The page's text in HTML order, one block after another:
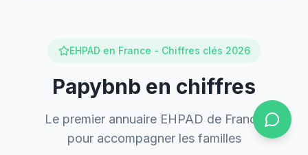
EHPAD en France - Chiffres clés 2026
Papybnb en chiffres
Le premier annuaire EHPAD de France
pour accompagner les familles